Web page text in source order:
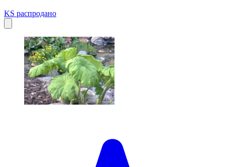
KS распродано